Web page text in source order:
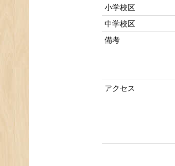
小学校区
中学校区
備考
アクセス